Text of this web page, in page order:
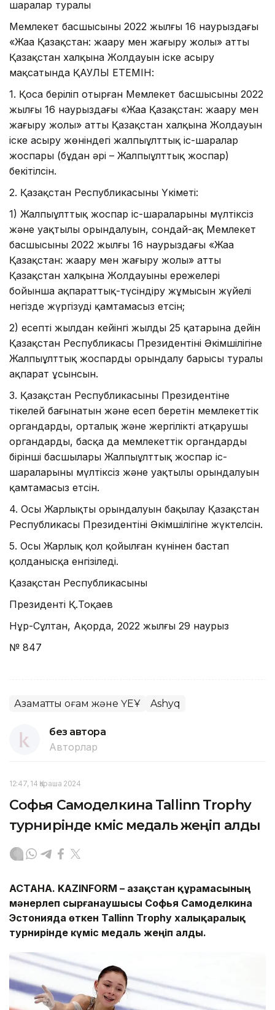
шаралар туралы
Мемлекет басшысының 2022 жылғы 16 наурыздағы
«Жаңа Қазақстан: жаңару мен жаңғыру жолы» атты
Қазақстан халқына Жолдауын іске асыру
мақсатында ҚАУЛЫ ЕТЕМІН:
1. Қоса беріліп отырған Мемлекет басшысының 2022
жылғы 16 наурыздағы «Жаңа Қазақстан: жаңару мен
жаңғыру жолы» атты Қазақстан халқына Жолдауын
іске асыру жөніндегі жалпыұлттық іс-шаралар
жоспары (бұдан әрі – Жалпыұлттық жоспар)
бекітілсін.
2. Қазақстан Республикасының Үкіметі:
1) Жалпыұлттық жоспар іс-шараларының мүлтіксіз
және уақтылы орындалуын, сондай-ақ Мемлекет
басшысының 2022 жылғы 16 наурыздағы «Жаңа
Қазақстан: жаңару мен жаңғыру жолы» атты
Қазақстан халқына Жолдауының ережелері
бойынша ақпараттық-түсіндіру жұмысын жүйелi
негiзде жүргiзудi қамтамасыз етсiн;
2) есепті жылдан кейінгі жылдың 25 қаңтарына дейін
Қазақстан Республикасы Президентінің Әкімшілігіне
Жалпыұлттық жоспардың орындалу барысы туралы
ақпарат ұсынсын.
3. Қазақстан Республикасының Президентіне
тікелей бағынатын және есеп беретін мемлекеттік
органдардың, орталық және жергілікті атқарушы
органдардың, басқа да мемлекеттік органдардың
бірінші басшылары Жалпыұлттық жоспар іс-
шараларының мүлтіксіз және уақтылы орындалуын
қамтамасыз етсін.
4. Осы Жарлықтың орындалуын бақылау Қазақстан
Республикасы Президентінің Әкімшілігіне жүктелсін.
5. Осы Жарлық қол қойылған күнінен бастап
қолданысқа енгізіледі.
Қазақстан Республикасының
Президенті Қ.Тоқаев
Нұр-Сұлтан, Ақорда, 2022 жылғы 29 наурыз
№ 847
Азаматтық қоғам және ҮЕҰ Ashyq
без автора
Авторлар
12:47, 14 Қараша 2024
Софья Самоделкина Tallinn Trophy
турнирінде күміс медаль жеңіп алды
АСТАНА. KAZINFORM – Қазақстан құрамасының
мәнерлеп сырғанаушысы Софья Самоделкина
Эстонияда өткен Tallinn Trophy халықаралық
турнирінде күміс медаль жеңіп алды.